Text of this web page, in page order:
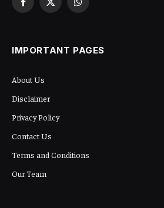
Facebook
X
WhatsApp
IMPORTANT PAGES
About Us
Disclaimer
Privacy Policy
Contact Us
Terms and Conditions
Our Team